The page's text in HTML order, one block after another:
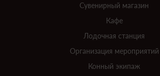
Сувенирный магазин
Кафе
Лодочная станция
Организация мероприятий
Конный экипаж